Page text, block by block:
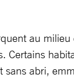
au
Certains
sans abri,